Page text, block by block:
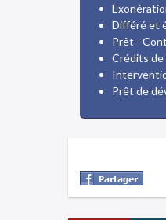
Différé et
Prêt -
Crédits de
Prêt de